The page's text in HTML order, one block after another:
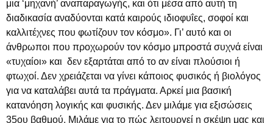
μια ‘μηχανή’ αναπαραγωγής, και ότι μέσα από αυτή τη
διαδικασία αναδύονται κατά καιρούς ιδιοφυΐες, σοφοί και
καλλιτέχνες που φωτίζουν τον κόσμο». Γι’ αυτό και οι
άνθρωποι που προχωρούν τον κόσμο μπροστά συχνά είναι
«τυχαίοι» και δεν εξαρτάται από το αν είναι πλούσιοι ή
φτωχοί. Δεν χρειάζεται να γίνει κάποιος φυσικός ή βιολόγος
για να καταλάβει αυτά τα πράγματα. Αρκεί μια βασική
κατανόηση λογικής και φυσικής. Δεν μιλάμε για εξισώσεις
35ου βαθμού. Μιλάμε για το πώς λειτουργεί η σκέψη μας και